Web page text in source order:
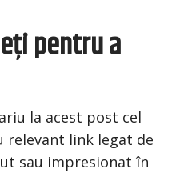
pentru a
la acest post cel
relevant link legat de
sau impresionat în